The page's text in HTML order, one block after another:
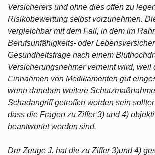
Versicherers und ohne dies offen zu
Risikobewertung selbst vorzunehmen.
vergleichbar mit dem Fall, in dem im
Berufsunfähigkeits- oder
Gesundheitsfrage nach einem
Versicherungsnehmer verneint wird, weil
Einnahmen von Medikamenten gut
wenn daneben weitere
Schadangriff getroffen worden sein
dass die Fragen zu Ziffer 3) und 4)
beantwortet worden sind.
Der Zeuge J. hat die zu Ziffer 3)und 4)